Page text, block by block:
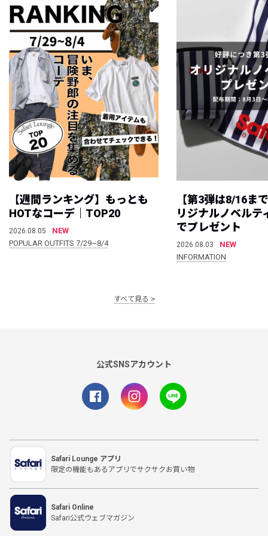
【週間ランキング】もっとも
HOTなコーデ｜TOP20
2026.08.05
NEW
POPULAR OUTFITS 7/29~8/4
【第3弾は8/16ま
リジナルノベルテ
でプレゼント
2026.08.03
NEW
INFORMATION
すべて見る
公式SNSアカウント
Safari Lounge アプリ
限定の機能もあるアプリでサクサクお買い物
Safari Online
Safari公式ウェブマガジン